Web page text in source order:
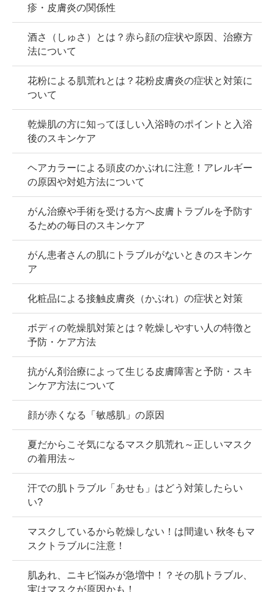
疹・皮膚炎の関係性
酒さ（しゅさ）とは？赤ら顔の症状や原因、治療方
法について
花粉による肌荒れとは？花粉皮膚炎の症状と対策に
ついて
乾燥肌の方に知ってほしい入浴時のポイントと入浴
後のスキンケア
ヘアカラーによる頭皮のかぶれに注意！アレルギー
の原因や対処方法について
がん治療や手術を受ける方へ皮膚トラブルを予防す
るための毎日のスキンケア
がん患者さんの肌にトラブルがないときのスキンケ
ア
化粧品による接触皮膚炎（かぶれ）の症状と対策
ボディの乾燥肌対策とは？乾燥しやすい人の特徴と
予防・ケア方法
抗がん剤治療によって生じる皮膚障害と予防・スキ
ンケア方法について
顔が赤くなる「敏感肌」の原因
夏だからこそ気になるマスク肌荒れ～正しいマスク
の着用法～
汗での肌トラブル「あせも」はどう対策したらい
い?
マスクしているから乾燥しない！は間違い 秋冬もマ
スクトラブルに注意！
肌あれ、ニキビ悩みが急増中！？その肌トラブル、
実はマスクが原因かも！